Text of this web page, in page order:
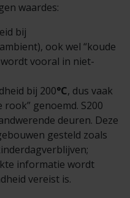
waardes:
bij
ook wel “koude
wordt vooral in niet-
bij 200°C, dus vaak
genoemd. S200
deuren. Deze
gesteld zoals
informatie wordt
vereist is.